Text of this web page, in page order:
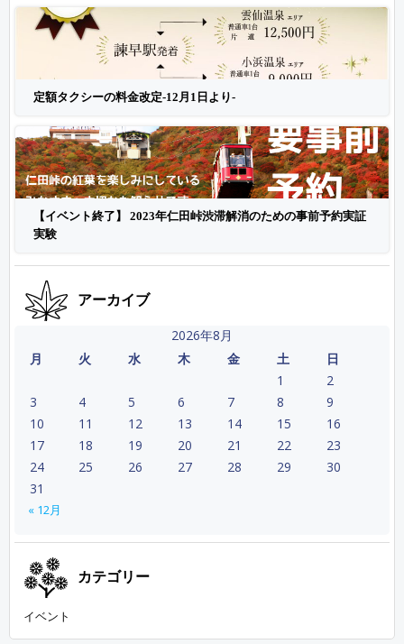
定額タクシーの料金改定-12月1日より-
【イベント終了】 2023年仁田峠渋滞解消のための事前予約実証
実験
アーカイブ
2026年8月
月
火 水 木 金 土
日
1
2
3
4 5 6 7 8
9
10
11 12 13 14 15
16
17
18 19 20 21 22
23
24
25 26 27 28 29
30
31
« 12月
カテゴリー
イベント